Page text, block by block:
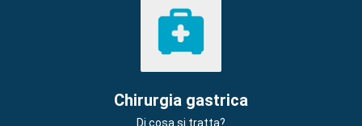
Chirurgia gastrica
Di cosa si tratta?